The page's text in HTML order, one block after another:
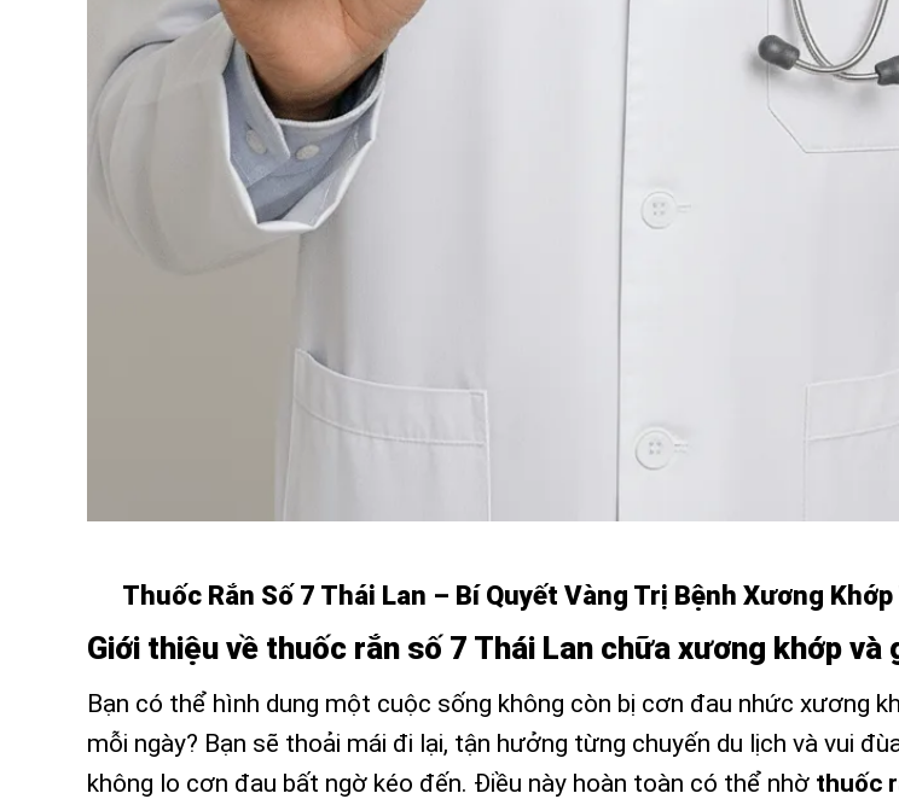
Thuốc Rắn Số 7 Thái Lan – Bí Quyết Vàng Trị Bệnh Xương Khớp
Giới thiệu về thuốc rắn số 7 Thái Lan chữa xương khớp và
Bạn có thể hình dung một cuộc sống không còn bị cơn đau nhức xương
mỗi ngày? Bạn sẽ thoải mái đi lại, tận hưởng từng chuyến du lịch và vui
không lo cơn đau bất ngờ kéo đến. Điều này hoàn toàn có thể nhờ thuốc